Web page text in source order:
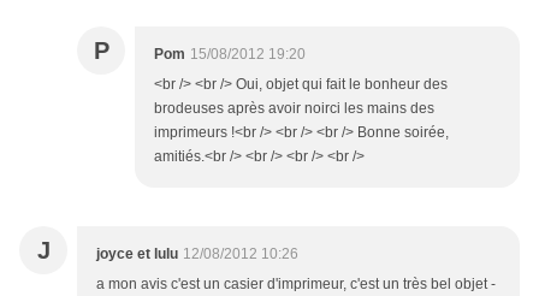
P Pom 15/08/2012 19:20
<br /> <br /> Oui, objet qui fait le bonheur des
brodeuses après avoir noirci les mains des
imprimeurs !<br /> <br /> <br /> Bonne soirée,
amitiés.<br /> <br /> <br /> <br />
J joyce et lulu 12/08/2012 10:26
a mon avis c'est un casier d'imprimeur, c'est un très bel objet -